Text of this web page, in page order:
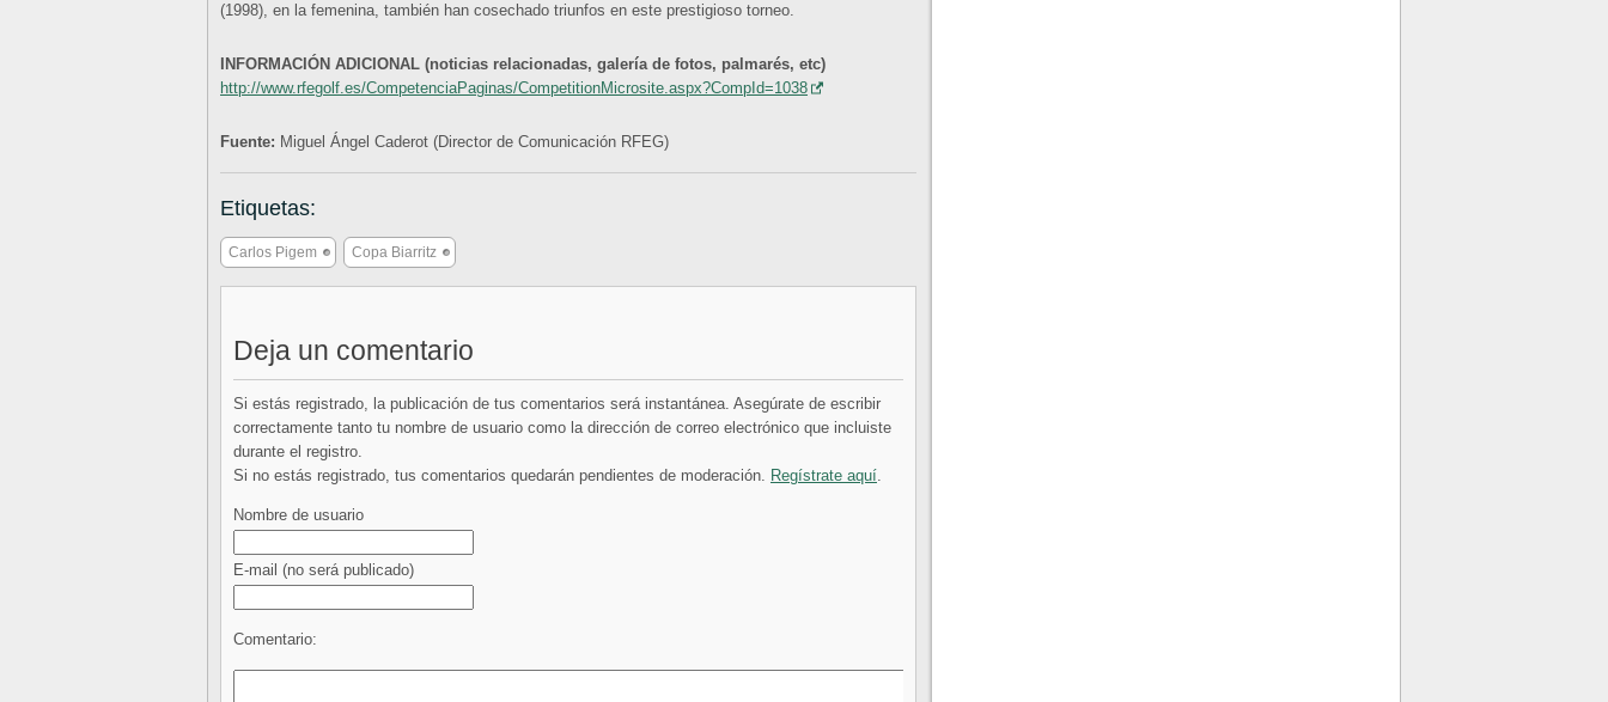
(1998), en la femenina, también han cosechado triunfos en este prestigioso torneo.
INFORMACIÓN ADICIONAL (noticias relacionadas, galería de fotos, palmarés, etc)
http://www.rfegolf.es/CompetenciaPaginas/CompetitionMicrosite.aspx?CompId=1038
Fuente: Miguel Ángel Caderot (Director de Comunicación RFEG)
Etiquetas:
Carlos Pigem Copa Biarritz
Deja un comentario
Si estás registrado, la publicación de tus comentarios será instantánea. Asegúrate de escribir
correctamente tanto tu nombre de usuario como la dirección de correo electrónico que incluiste
durante el registro.
Si no estás registrado, tus comentarios quedarán pendientes de moderación. Regístrate aquí.
Nombre de usuario
E-mail (no será publicado)
Comentario: